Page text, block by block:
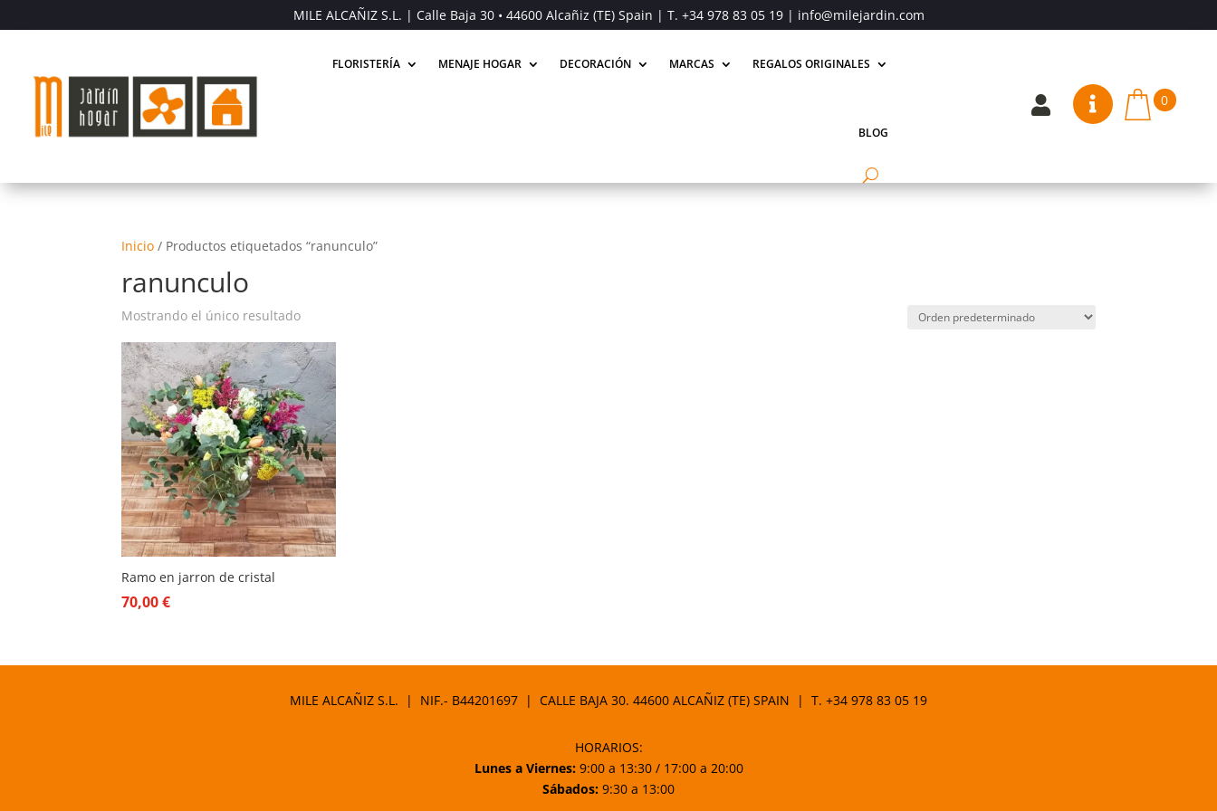
MILE ALCAÑIZ S.L. | Calle Baja 30 • 44600 Alcañiz (TE) Spain | T. +34 978 83 05 19| info@milejardin.com
FLORISTERÍA MENAJE HOGAR DECORACIÓN MARCAS REGALOS ORIGINALES
BLOG
  0
Inicio / Productos etiquetados “ranunculo”
ranunculo
Mostrando el único resultado
Ramo en jarron de cristal
70,00€
MILE ALCAÑIZ S.L. | NIF.- B44201697 | CALLE BAJA 30. 44600 ALCAÑIZ (TE) SPAIN | T. +34 978 83 05 19
HORARIOS:
Lunes a Viernes:9:00 a 13:30 / 17:00 a 20:00
Sábados: 9:30 a 13:00